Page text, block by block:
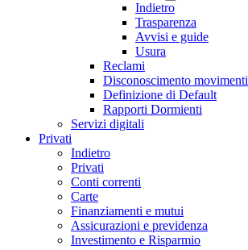
Indietro
Trasparenza
Avvisi e guide
Usura
Reclami
Disconoscimento movimenti
Definizione di Default
Rapporti Dormienti
Servizi digitali
Privati
Indietro
Privati
Conti correnti
Carte
Finanziamenti e mutui
Assicurazioni e previdenza
Investimento e Risparmio